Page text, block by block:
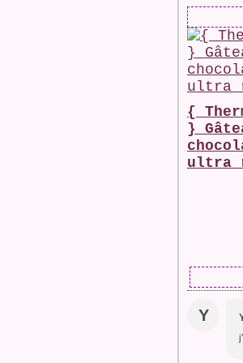
{
}
ultra
Y